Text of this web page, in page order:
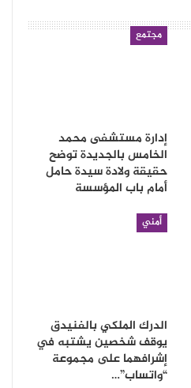
مجتمع
إدارة مستشفى محمد
الخامس بالجديدة توضح
حقيقة ولادة سيدة حامل
أمام باب المؤسسة
أمني
الدرك الملكي بالفنيدق
يوقف شخصين يشتبه في
إشرافهما على مجموعة
“واتساب”…